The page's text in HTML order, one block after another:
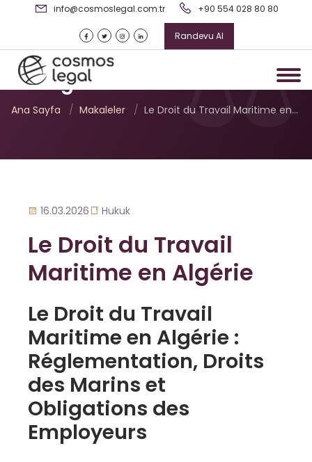
info@cosmoslegal.com.tr +90 554 028 80 80
Randevu Al
Le Droit du Travail Maritime
en Algérie
Ana Sayfa / Makaleler / Le Droit du Travail Maritime en…
16.03.2026 Hukuk
Le Droit du Travail
Maritime en Algérie
Le Droit du Travail
Maritime en Algérie :
Réglementation, Droits
des Marins et
Obligations des
Employeurs